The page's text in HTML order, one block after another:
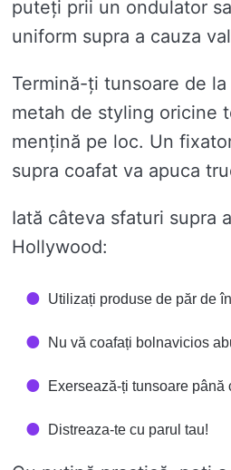
puteți prii un ondulator
uniform supra a cauza
Termină-ți tunsoare de
metah de styling oricine
mențină pe loc. Un
supra coafat va apuca
Iată câteva sfaturi supra
Hollywood:
Utilizați produse de păr de
Nu vă coafați bolnavicios
Exersează-ți tunsoare până
Distreaza-te cu parul tau!